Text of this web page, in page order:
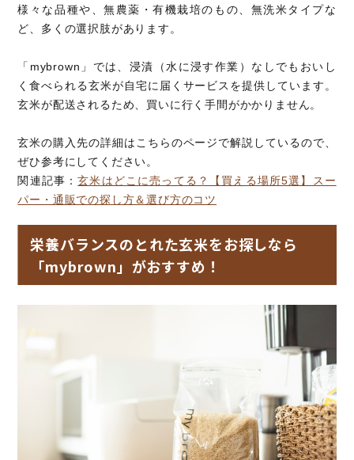
様々な品種や、無農薬・有機栽培のもの、無洗米タイプな
ど、多くの選択肢があります。
「mybrown」では、浸漬（水に浸す作業）なしでもおいし
く食べられる玄米が自宅に届くサービスを提供しています。
玄米が配送されるため、買いに行く手間がかかりません。
玄米の購入先の詳細はこちらのページで解説しているので、
ぜひ参考にしてください。
関連記事：玄米はどこに売ってる？【買える場所5選】スー
パー・通販での探し方＆選び方のコツ
栄養バランスのとれた玄米をお探しなら
「mybrown」がおすすめ！